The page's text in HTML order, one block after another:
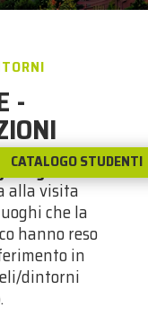
-
Angeli
alla visita
che la
hanno reso
in
dintorni
CATALOGO STUDENTI